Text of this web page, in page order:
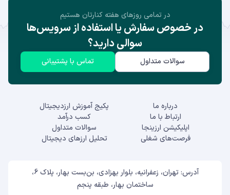
در تمامی روز‌های هفته کنارتان هستیم
در خصوص سفارش یا استفاده از سرویس‌ها
سوالی دارید؟
سوالات متداول تماس با پشتیبانی
درباره ما
ارتباط با ما
اپلیکیشن ارزینجا
فرصت‌های شغلی
پکیج آموزش ارزدیجیتال
کسب درآمد
سوالات متداول
تحلیل ارزهای دیجیتال
آدرس: تهران، زعفرانیه، بلوار بهزادی، بن‌بست بهار، پلاک 6،
ساختمان بهار، طبقه پنجم